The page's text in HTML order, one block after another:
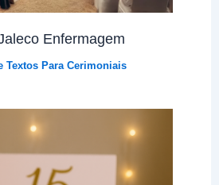
Enfermagem
Textos Para Cerimoniais